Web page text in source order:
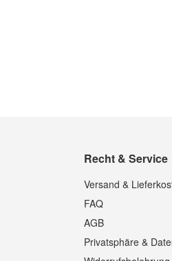
Recht & Service
Versand &
FAQ
AGB
Privatsphäre &